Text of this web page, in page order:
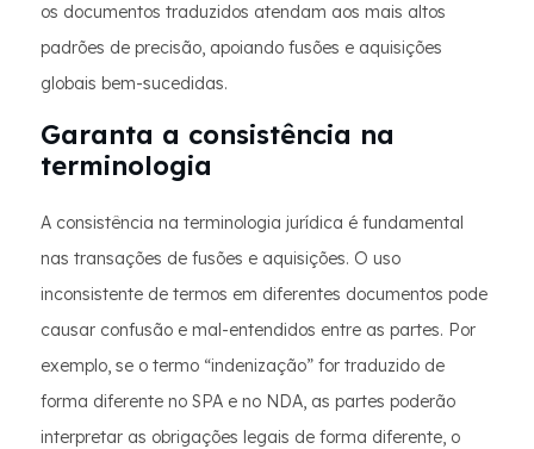
os documentos traduzidos atendam aos mais altos
padrões de precisão, apoiando fusões e aquisições
globais bem-sucedidas.
Garanta a consistência na
terminologia
A consistência na terminologia jurídica é fundamental
nas transações de fusões e aquisições. O uso
inconsistente de termos em diferentes documentos pode
causar confusão e mal-entendidos entre as partes. Por
exemplo, se o termo “indenização” for traduzido de
forma diferente no SPA e no NDA, as partes poderão
interpretar as obrigações legais de forma diferente, o